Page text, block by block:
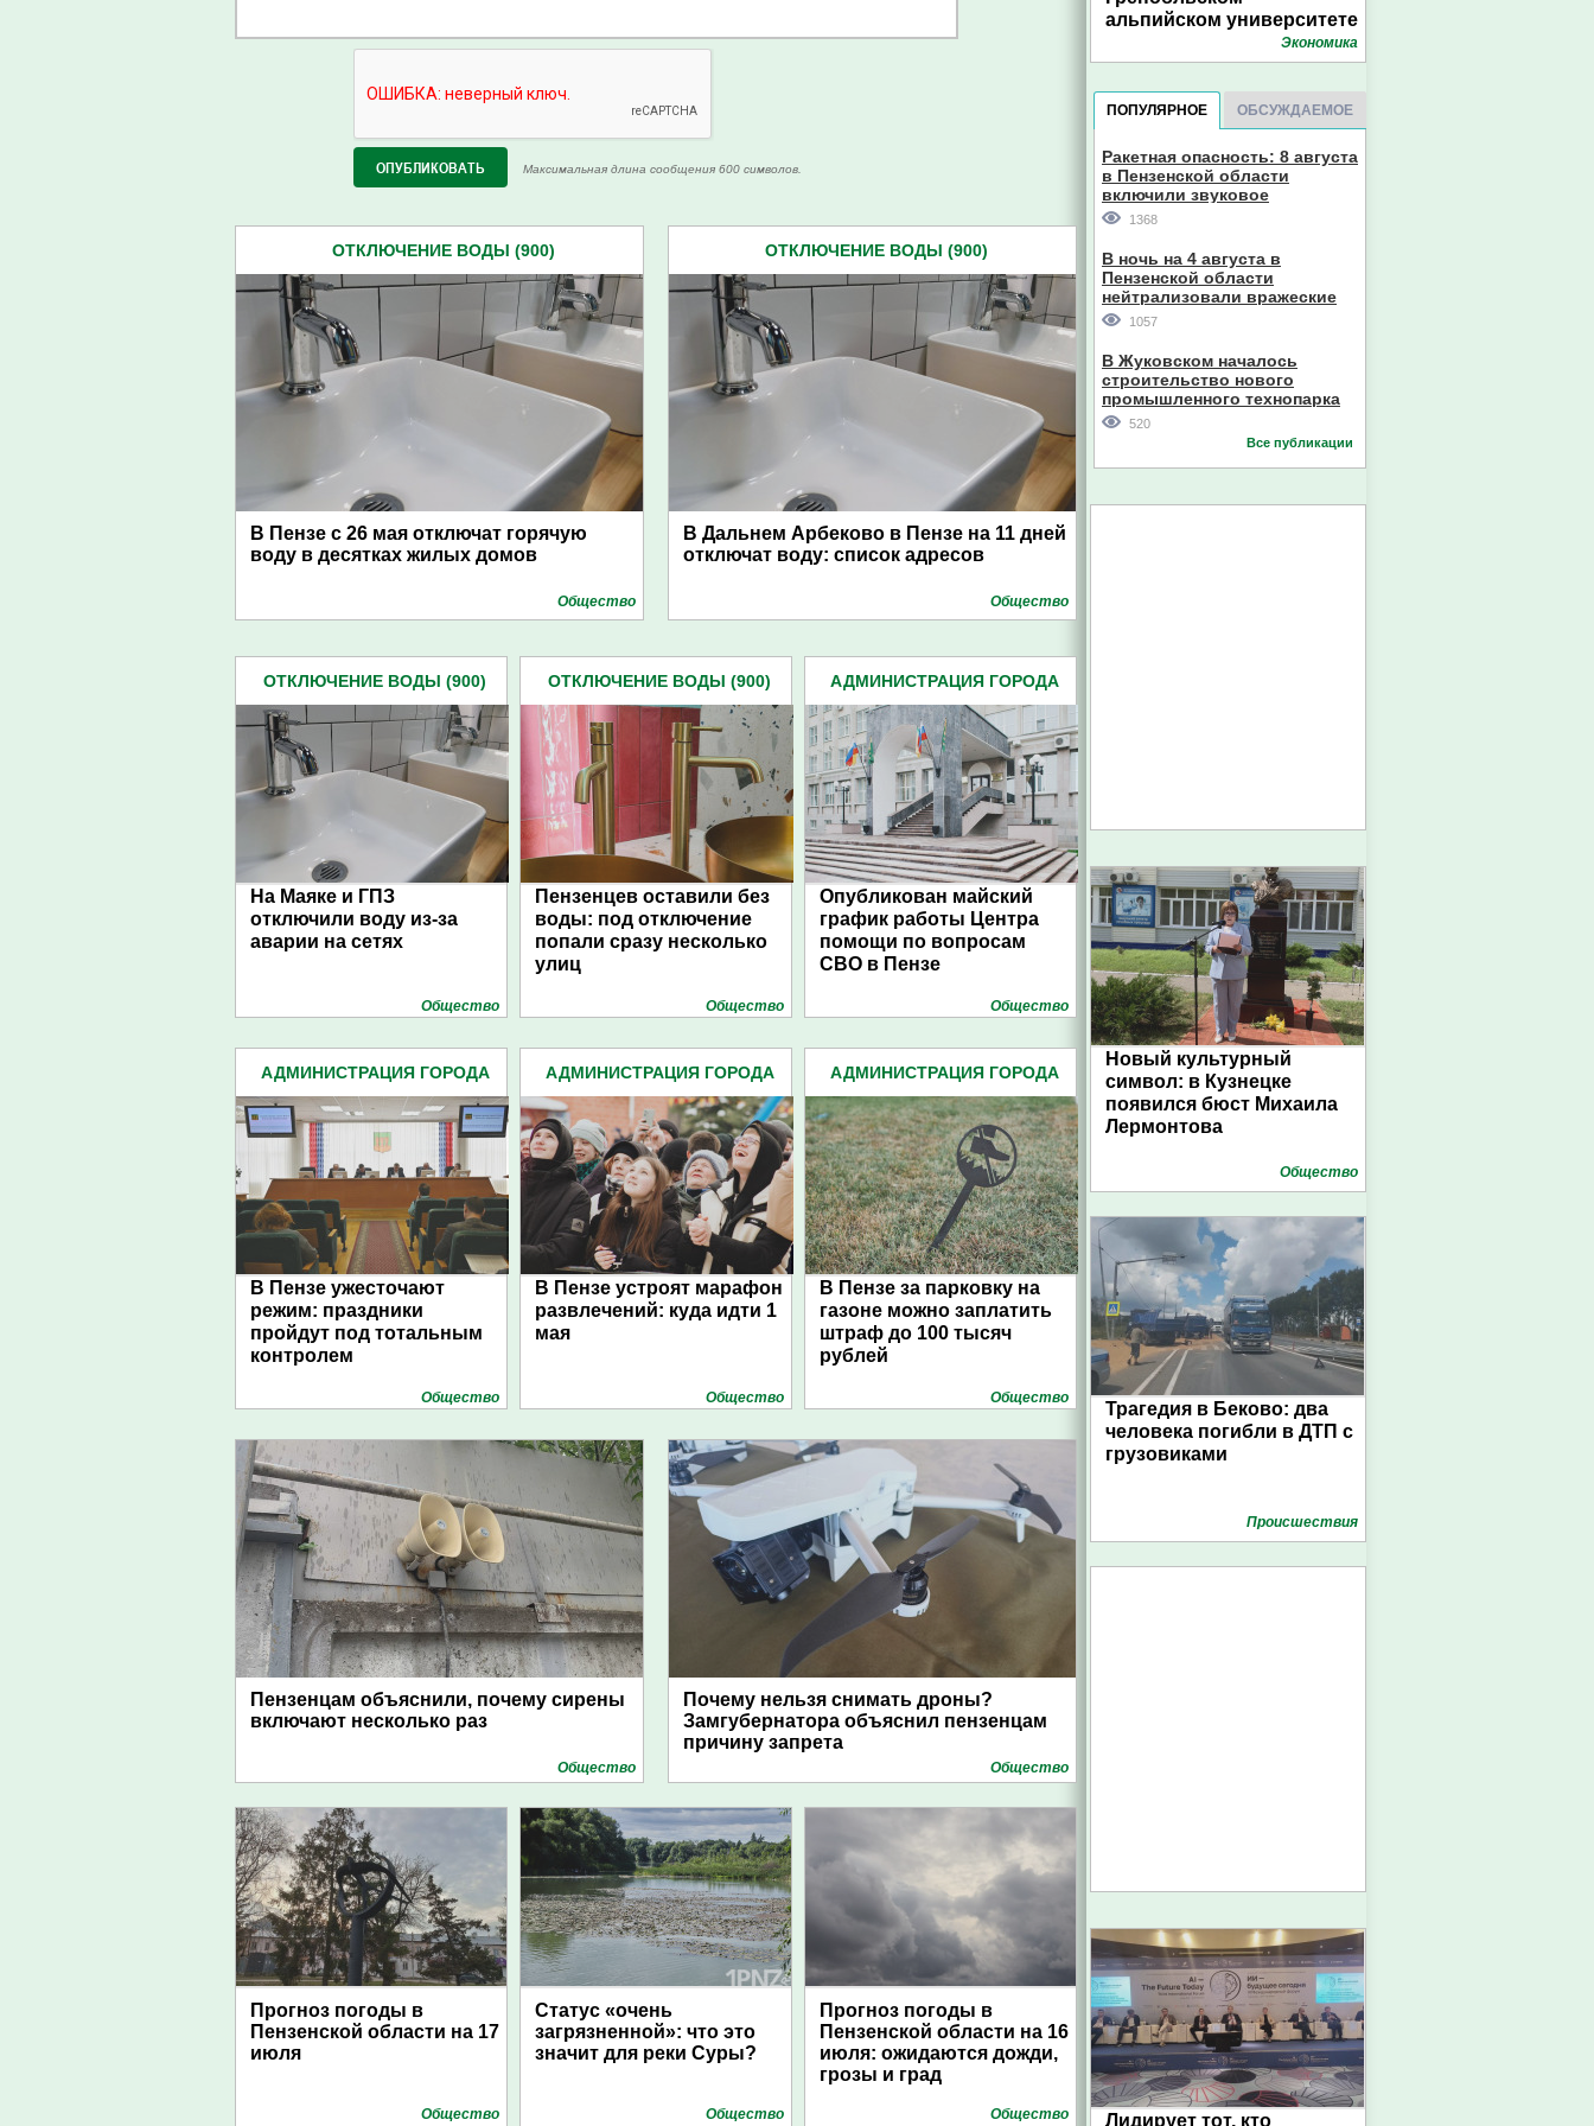
Максимальная длина сообщения 600 символов.
ОТКЛЮЧЕНИЕ ВОДЫ (900)
В Пензе с 26 мая отключат горячую
воду в десятках жилых домов
Общество
ОТКЛЮЧЕНИЕ ВОДЫ (900)
В Дальнем Арбеково в Пензе на 11 дней
отключат воду: список адресов
Общество
ОТКЛЮЧЕНИЕ ВОДЫ (900)
На Маяке и ГПЗ
отключили воду из-за
аварии на сетях
Общество
ОТКЛЮЧЕНИЕ ВОДЫ (900)
Пензенцев оставили без
воды: под отключение
попали сразу несколько
улиц
Общество
АДМИНИСТРАЦИЯ ГОРОДА
Опубликован майский
график работы Центра
помощи по вопросам
СВО в Пензе
Общество
АДМИНИСТРАЦИЯ ГОРОДА
В Пензе ужесточают
режим: праздники
пройдут под тотальным
контролем
Общество
АДМИНИСТРАЦИЯ ГОРОДА
В Пензе устроят марафон
развлечений: куда идти 1
мая
Общество
АДМИНИСТРАЦИЯ ГОРОДА
В Пензе за парковку на
газоне можно заплатить
штраф до 100 тысяч
рублей
Общество
Пензенцам объяснили, почему сирены
включают несколько раз
Общество
Почему нельзя снимать дроны?
Замгубернатора объяснил пензенцам
причину запрета
Общество
Прогноз погоды в
Пензенской области на 17
июля
Общество
Статус «очень
загрязненной»: что это
значит для реки Суры?
Общество
Прогноз погоды в
Пензенской области на 16
июля: ожидаются дожди,
грозы и град
Общество
альпийском университете
Экономика
ПОПУЛЯРНОЕ ОБСУЖДАЕМОЕ
Ракетная опасность: 8 августа
в Пензенской области
включили звуковое
оповещение
1368
В ночь на 4 августа в
Пензенской области
нейтрализовали вражеские
дроны
1057
В Жуковском началось
строительство нового
промышленного технопарка
520
Все публикации
Новый культурный
символ: в Кузнецке
появился бюст Михаила
Лермонтова
Общество
Трагедия в Беково: два
человека погибли в ДТП с
грузовиками
Проиcшествия
Лидирует тот, кто